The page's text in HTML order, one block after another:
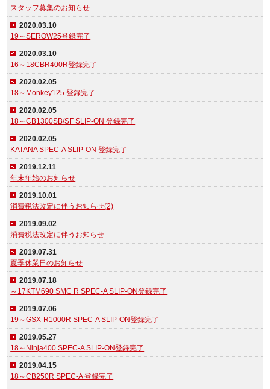
スタッフ募集のお知らせ
2020.03.10
19～SEROW25登録完了
2020.03.10
16～18CBR400R登録完了
2020.02.05
18～Monkey125 登録完了
2020.02.05
18～CB1300SB/SF SLIP-ON 登録完了
2020.02.05
KATANA SPEC-A SLIP-ON 登録完了
2019.12.11
年末年始のお知らせ
2019.10.01
消費税法改定に伴うお知らせ(2)
2019.09.02
消費税法改定に伴うお知らせ
2019.07.31
夏季休業日のお知らせ
2019.07.18
～17KTM690 SMC R SPEC-A SLIP-ON登録完了
2019.07.06
19～GSX-R1000R SPEC-A SLIP-ON登録完了
2019.05.27
18～Ninja400 SPEC-A SLIP-ON登録完了
2019.04.15
18～CB250R SPEC-A 登録完了